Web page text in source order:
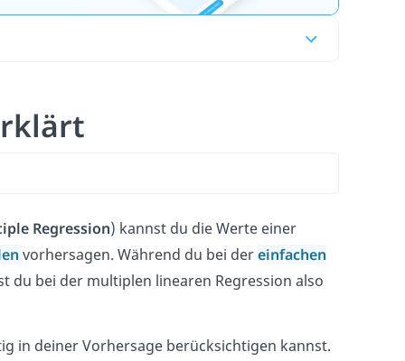
Regression) kannst du die Werte einer
vorhersagen. Während du bei dereinfachen
du bei der multiplen linearen Regression also
in deiner Vorhersage berücksichtigen kannst.